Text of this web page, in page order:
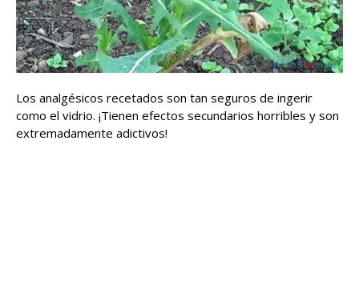
Los analgésicos recetados son tan seguros de ingerir
como el vidrio. ¡Tienen efectos secundarios horribles y son
extremadamente adictivos!